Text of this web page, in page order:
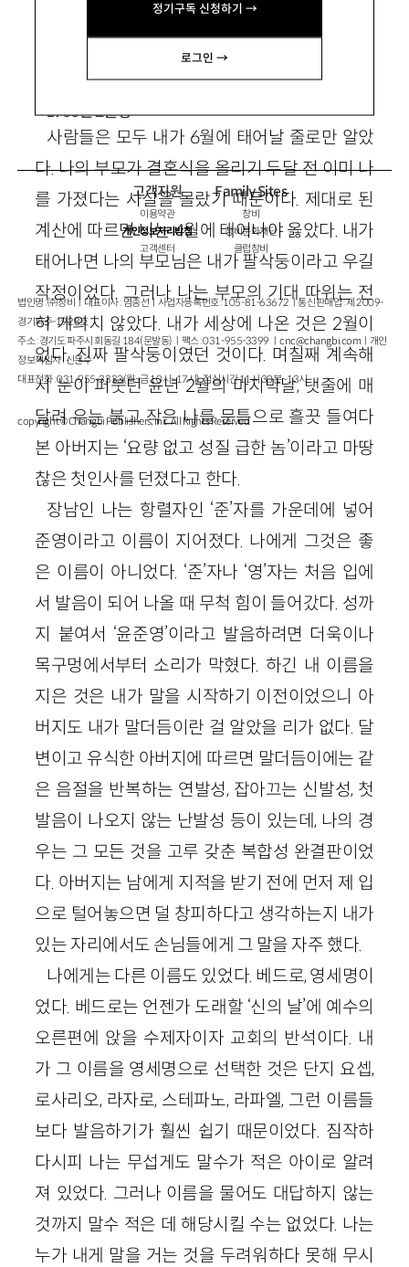
정기구독 신청하기 →
로그인 →
내 고향에는 이제 눈이 내리지 않는다
1960년 2월생
사람들은 모두 내가 6월에 태어날 줄로만 알았
다. 나의 부모가 결혼식을 올리기 두달 전 이미 나
를 가졌다는 사실을 몰랐기 때문이다. 제대로 된
계산에 따르면 나는 4월에 태어나야 옳았다. 내가
태어나면 나의 부모님은 내가 팔삭둥이라고 우길
작정이었다. 그러나 나는 부모의 기대 따위는 전
혀 개의치 않았다. 내가 세상에 나온 것은 2월이
었다. 진짜 팔삭둥이였던 것이다. 며칠째 계속해
서 눈이 퍼붓던 윤년 2월의 마지막날, 탯줄에 매
달려 우는 붉고 작은 나를 문틈으로 흘끗 들여다
본 아버지는 ‘요량 없고 성질 급한 놈’이라고 마땅
찮은 첫인사를 던졌다고 한다.
장남인 나는 항렬자인 ‘준’자를 가운데에 넣어
준영이라고 이름이 지어졌다. 나에게 그것은 좋
은 이름이 아니었다. ‘준’자나 ‘영’자는 처음 입에
서 발음이 되어 나올 때 무척 힘이 들어갔다. 성까
지 붙여서 ‘윤준영’이라고 발음하려면 더욱이나
목구멍에서부터 소리가 막혔다. 하긴 내 이름을
지은 것은 내가 말을 시작하기 이전이었으니 아
버지도 내가 말더듬이란 걸 알았을 리가 없다. 달
변이고 유식한 아버지에 따르면 말더듬이에는 같
은 음절을 반복하는 연발성, 잡아끄는 신발성, 첫
발음이 나오지 않는 난발성 등이 있는데, 나의 경
우는 그 모든 것을 고루 갖춘 복합성 완결판이었
다. 아버지는 남에게 지적을 받기 전에 먼저 제 입
으로 털어놓으면 덜 창피하다고 생각하는지 내가
있는 자리에서도 손님들에게 그 말을 자주 했다.
나에게는 다른 이름도 있었다. 베드로, 영세명이
었다. 베드로는 언젠가 도래할 ‘신의 날’에 예수의
오른편에 앉을 수제자이자 교회의 반석이다. 내
가 그 이름을 영세명으로 선택한 것은 단지 요셉,
로사리오, 라자로, 스테파노, 라파엘, 그런 이름들
보다 발음하기가 훨씬 쉽기 때문이었다. 짐작하
다시피 나는 무섭게도 말수가 적은 아이로 알려
져 있었다. 그러나 이름을 물어도 대답하지 않는
것까지 말수 적은 데 해당시킬 수는 없었다. 나는
누가 내게 말을 거는 것을 두려워하다 못해 무시
고객지원
이용약관
개인정보처리방침
고객센터
Family Sites
창비
창비문화재단
클럽창비
법인명 : ㈜창비ㅣ대표이사 : 염종선ㅣ사업자등록번호 : 105-81-63672ㅣ통신판매업 : 제 2009-
경기파주-1928호
주소 : 경기도 파주시 회동길 184(문발동)ㅣ팩스 : 031-955-3399 ㅣcnc@changbi.com ㅣ개인
정보책임자 : 신문수
대표전화 : 031-955-3333(월~금 10시~17시), 점심시간 11시 30분~13시
copyright © Changbi Publishers, inc. All Rights Reserved.